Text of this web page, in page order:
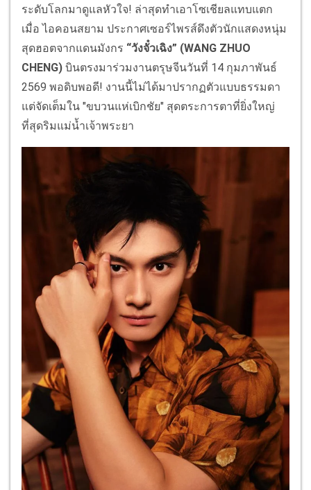
ระดับโลกมาดูแลหัวใจ! ล่าสุดทำเอาโซเชียลแทบแตก
เมื่อ ไอคอนสยาม ประกาศเซอร์ไพรส์ดึงตัวนักแสดงหนุ่ม
สุดฮอตจากแดนมังกร “วังจั๋วเฉิง” (WANG ZHUO
CHENG) บินตรงมาร่วมงานตรุษจีนวันที่ 14 กุมภาพันธ์
2569 พอดิบพอดี! งานนี้ไม่ได้มาปรากฏตัวแบบธรรมดา
แต่จัดเต็มใน "ขบวนแห่เบิกชัย" สุดตระการตาที่ยิ่งใหญ่
ที่สุดริมแม่น้ำเจ้าพระยา